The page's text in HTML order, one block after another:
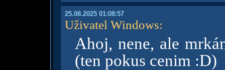
25.08.2025 01:08:57
Uživatel Windows:
Ahoj, nene, ale
(ten pokus cenim :D)